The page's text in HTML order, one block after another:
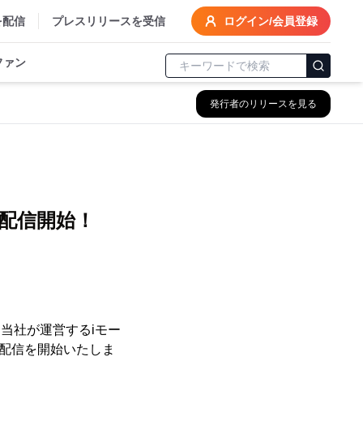
配信 プレスリリースを受信 ログイン/会員登録
ァン
発行者のリリースを見る
信開始！
社が運営するiモー
信を開始いたしま